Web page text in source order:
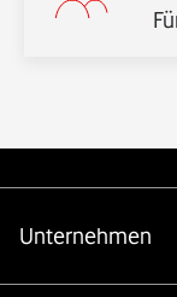
Unternehmen